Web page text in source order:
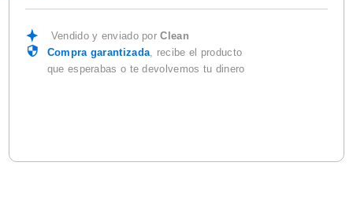
ECO
cantidad
Vendido y enviado porClean
Compra garantizada, recibe el producto
que esperabas o te devolvemos tu dinero